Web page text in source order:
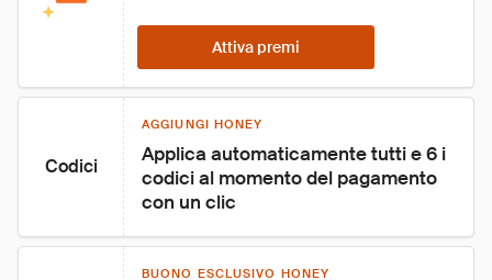
Attiva premi
Codici
AGGIUNGI HONEY
Applica automaticamente tutti e 6 i
codici al momento del pagamento
con un clic
BUONO ESCLUSIVO HONEY